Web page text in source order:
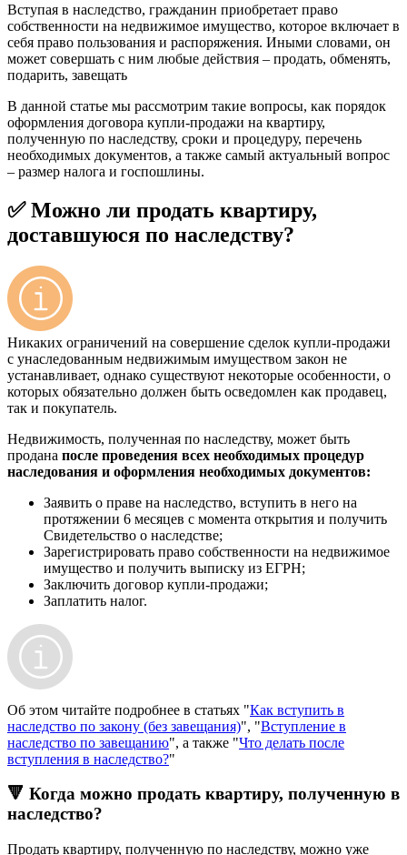
Вступая в наследство, гражданин приобретает право
собственности на недвижимое имущество, которое включает в
себя право пользования и распоряжения. Иными словами, он
может совершать с ним любые действия – продать, обменять,
подарить, завещать
В данной статье мы рассмотрим такие вопросы, как порядок
оформления договора купли-продажи на квартиру,
полученную по наследству, сроки и процедуру, перечень
необходимых документов, а также самый актуальный вопрос
– размер налога и госпошлины.
✅ Можно ли продать квартиру,
доставшуюся по наследству?
Никаких ограничений на совершение сделок купли-продажи
с унаследованным недвижимым имуществом закон не
устанавливает, однако существуют некоторые особенности, о
которых обязательно должен быть осведомлен как продавец,
так и покупатель.
Недвижимость, полученная по наследству, может быть
продана после проведения всех необходимых процедур
наследования и оформления необходимых документов:
Заявить о праве на наследство, вступить в него на
протяжении 6 месяцев с момента открытия и получить
Свидетельство о наследстве;
Зарегистрировать право собственности на недвижимое
имущество и получить выписку из ЕГРН;
Заключить договор купли-продажи;
Заплатить налог.
Об этом читайте подробнее в статьях "Как вступить в
наследство по закону (без завещания)", "Вступление в
наследство по завещанию", а также "Что делать после
вступления в наследство?"
🔻 Когда можно продать квартиру, полученную в
наследство?
Продать квартиру, полученную по наследству, можно уже